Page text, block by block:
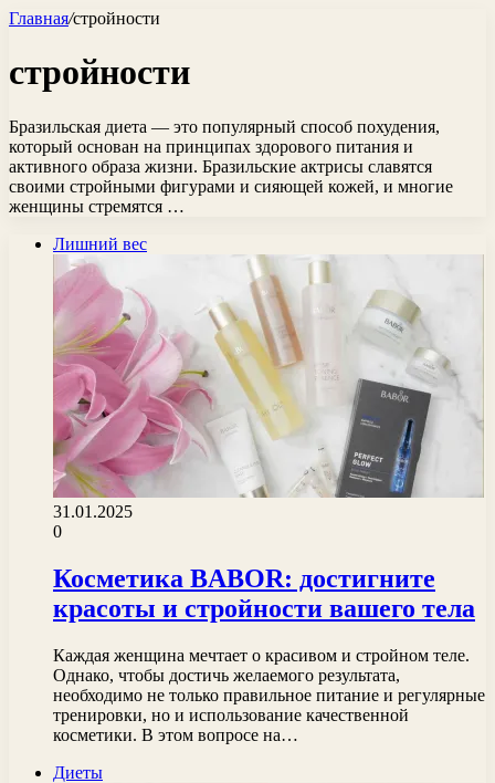
Главная/стройности
стройности
Бразильская диета — это популярный способ похудения,
который основан на принципах здорового питания и
активного образа жизни. Бразильские актрисы славятся
своими стройными фигурами и сияющей кожей, и многие
женщины стремятся …
Лишний вес
31.01.2025
0
Косметика BABOR: достигните
красоты и стройности вашего тела
Каждая женщина мечтает о красивом и стройном теле.
Однако, чтобы достичь желаемого результата,
необходимо не только правильное питание и регулярные
тренировки, но и использование качественной
косметики. В этом вопросе на…
Диеты